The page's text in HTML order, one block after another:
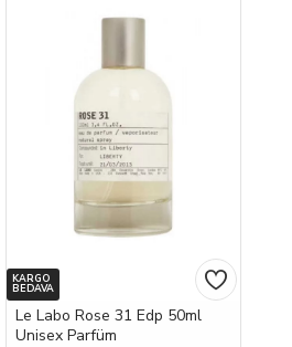
KARGO
BEDAVA
Le Labo Rose 31 Edp 50ml
Unisex Parfüm